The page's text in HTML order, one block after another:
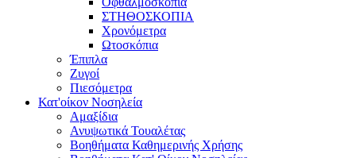
ΣΤΗΘΟΣΚΟΠΙΑ
Χρονόμετρα
Ωτοσκόπια
Έπιπλα
Ζυγοί
Πιεσόμετρα
Κατ'οίκον Νοσηλεία
Αμαξίδια
Ανυψωτικά Τουαλέτας
Βοηθήματα Καθημερινής Χρήσης